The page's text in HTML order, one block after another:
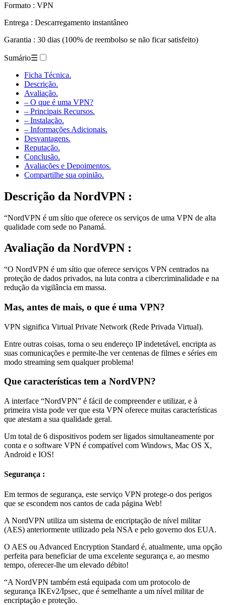
Formato : VPN
Entrega : Descarregamento instantâneo
Garantia : 30 dias (100% de reembolso se não ficar satisfeito)
Sumário☰
Ficha Técnica.
Descrição.
Avaliação.
– O que é uma VPN?
– Principais Recursos.
– Instalação.
– Informações Adicionais.
Desvantagens.
Reputação.
Conclusão.
Avaliações e Depoimentos.
Compartilhe sua opinião.
Descrição da NordVPN :
“NordVPN é um sítio que oferece os serviços de uma VPN de alta
qualidade com sede no Panamá.
Avaliação da NordVPN :
“O NordVPN é um sítio que oferece serviços VPN centrados na
proteção de dados privados, na luta contra a cibercriminalidade e na
redução da vigilância em massa.
Mas, antes de mais, o que é uma VPN?
VPN significa Virtual Private Network (Rede Privada Virtual).
Entre outras coisas, torna o seu endereço IP indetetável, encripta as
suas comunicações e permite-lhe ver centenas de filmes e séries em
modo streaming sem qualquer problema!
Que características tem a NordVPN?
A interface “NordVPN” é fácil de compreender e utilizar, e à
primeira vista pode ver que esta VPN oferece muitas características
que atestam a sua qualidade geral.
Um total de 6 dispositivos podem ser ligados simultaneamente por
conta e o software VPN é compatível com Windows, Mac OS X,
Android e IOS!
Segurança :
Em termos de segurança, este serviço VPN protege-o dos perigos
que se escondem nos cantos de cada página Web!
A NordVPN utiliza um sistema de encriptação de nível militar
(AES) anteriormente utilizado pela NSA e pelo governo dos EUA.
O AES ou Advanced Encryption Standard é, atualmente, uma opção
perfeita para beneficiar de uma excelente segurança e, ao mesmo
tempo, oferecer-lhe um elevado débito!
“A NordVPN também está equipada com um protocolo de
segurança IKEv2/Ipsec, que é semelhante a um nível militar de
encriptação e proteção.